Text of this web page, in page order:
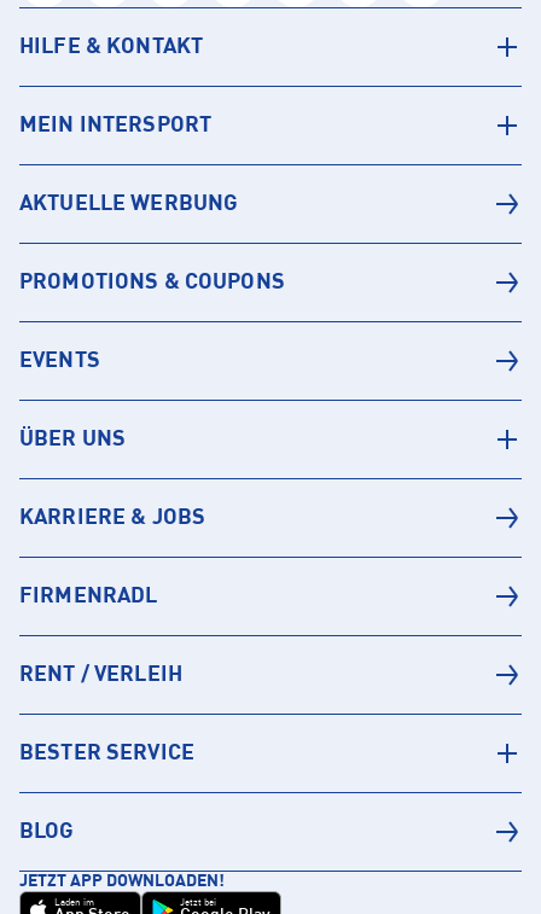
HILFE & KONTAKT
MEIN INTERSPORT
AKTUELLE WERBUNG
PROMOTIONS & COUPONS
EVENTS
ÜBER UNS
KARRIERE & JOBS
FIRMENRADL
RENT / VERLEIH
BESTER SERVICE
BLOG
JETZT APP DOWNLOADEN!
Laden im Jetzt bei